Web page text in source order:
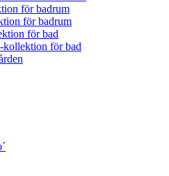
för badrum
för badrum
för bad
kollektion för bad